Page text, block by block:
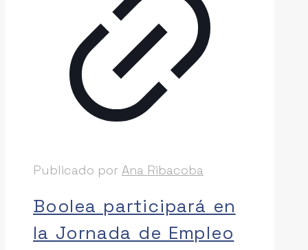
Publicado por Ana Ribacoba
Boolea participará en
la Jornada de Empleo